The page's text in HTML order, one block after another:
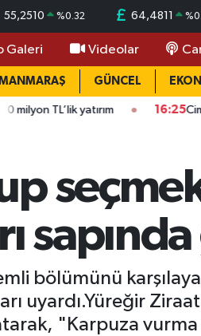
55,2510 %0.32 64,4811 %
Galeri Videolar
GÜNCEL
16:25Cimbom derken
bölümünü
uyardı.Yüreğir
"Karpuza vurma